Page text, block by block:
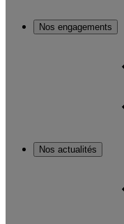
Nos engagements
Nos actualités